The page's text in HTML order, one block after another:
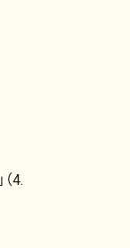
」（4.